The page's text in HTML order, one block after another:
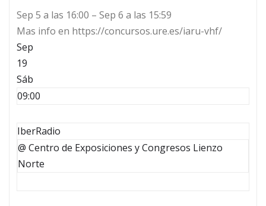
Sep 5 a las 16:00 – Sep 6 a las 15:59
Mas info en https://concursos.ure.es/iaru-vhf/
Sep
19
Sáb
09:00
IberRadio
@ Centro de Exposiciones y Congresos Lienzo
Norte